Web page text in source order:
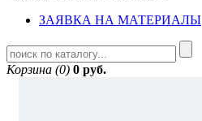
ЗАЯВКА НА МАТЕРИАЛЫ
Корзина (0) 0 руб.